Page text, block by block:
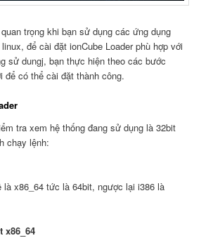
trọng khi bạn sử dụng các ứng dụng
để cài đặt ionCube Loader phù hợp với
sử dungj, bạn thực hiện theo các bước
để có thể cài đặt thành công.
tra xem hệ thống đang sử dụng là 32bit
chạy lệnh:
là x86_64 tức là 64bit, ngược lại i386 là
x86_64